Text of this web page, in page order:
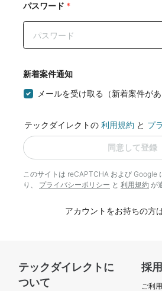
パスワード *
新着案件通知
メールを受け取る（新着案件が
テックダイレクトの 利用規約 と プ
同意して登録
このサイトは reCAPTCHA および Google
り、 プライバシーポリシー と 利用規約 が
アカウントをお持ちの方
テックダイレクトに
ついて
採
ご利